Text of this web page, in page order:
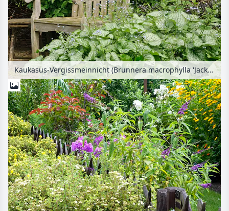
Kaukasus-Vergissmeinnicht (Brunnera macrophylla 'Jack Frost' syn. Myosotis macrophylla 'Jack Frost') mit einem Gartenstuhl aus Holz